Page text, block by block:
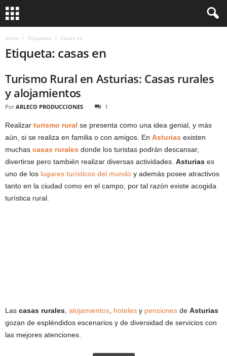
Inicio Etiquetas Casas en
Etiqueta: casas en
Turismo Rural en Asturias: Casas rurales
y alojamientos
Por ARLECO PRODUCCIONES 1
Realizar turismo rural se presenta como una idea genial, y más
aún, si se realiza en familia o con amigos. En Asturias existen
muchas casas rurales donde los turistas podrán descansar,
divertirse pero también realizar diversas actividades. Asturias es
uno de los lugares turísticos del mundo y además posee atractivos
tanto en la ciudad como en el campo, por tal razón existe acogida
turística rural.
Las casas rurales alojamientos hoteles y pensiones de Asturias
gozan de espléndidos escenarios y de diversidad de servicios con
las mejores atenciones.